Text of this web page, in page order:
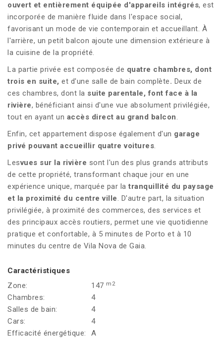
ouvert et entièrement équipée d'appareils intégrés, est
incorporée de manière fluide dans l'espace social,
favorisant un mode de vie contemporain et accueillant. À
l'arrière, un petit balcon ajoute une dimension extérieure à
la cuisine de la propriété.
La partie privée est composée de quatre chambres, dont
trois en suite, et d'une salle de bain complète. Deux de
ces chambres, dont la suite parentale,font face à la
rivière, bénéficiant ainsi d'une vue absolument privilégiée,
tout en ayant un accès direct au grand balcon.
Enfin, cet appartement dispose également d'un garage
privé pouvant accueillir quatre voitures.
Lesvues sur la rivière sont l'un des plus grands attributs
de cette propriété, transformant chaque jour en une
expérience unique, marquée par la tranquillité du paysage
et la proximité du centre ville. D'autre part, la situation
privilégiée, à proximité des commerces, des services et
des principaux accès routiers, permet une vie quotidienne
pratique et confortable, à 5 minutes de Porto et à 10
minutes du centre de Vila Nova de Gaia.
Caractéristiques
Zone:
147 m2
Chambres:
4
Salles de bain:
4
Cars:
4
Efficacité énergétique:
A